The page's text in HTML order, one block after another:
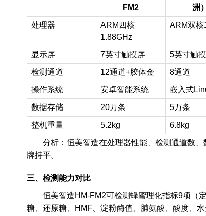
FM2
洲）
处理器 ARM 四核
1.88GHz
ARM双核
显示屏 7英寸触摸屏 5英寸触
检测通道 12通道+胶体金 8通道
操作系统 安卓智能系统 嵌入式
数据存储 20万条 5万条
整机重量 5.2kg 6.8kg
分析：恒美智造在处理器性能、检测通道数
牌持平。
三、检测能力对比
恒美智造HM-FM2可检测蜂蜜理化指标9项（
糖、还原糖、HMF、淀粉酶值、脯氨酸、酸度、